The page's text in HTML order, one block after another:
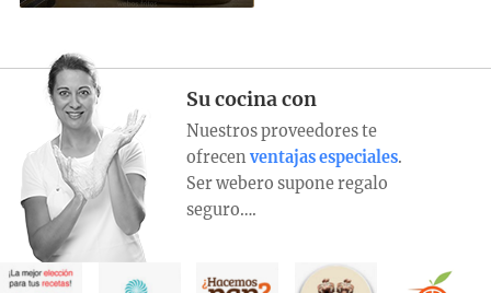
Su cocina con
Nuestros proveedores te
ofrecen ventajas especiales.
Ser webero supone regalo
seguro….